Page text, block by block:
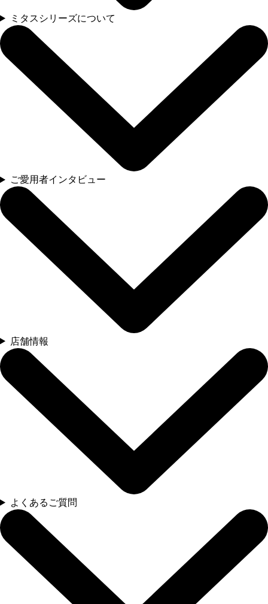
ミタスシリーズについて
ご愛用者インタビュー
店舗情報
よくあるご質問